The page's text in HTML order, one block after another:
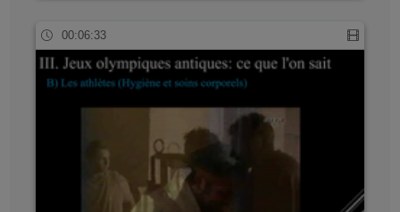
00:06:33